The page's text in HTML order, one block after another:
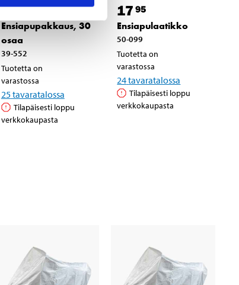
1295
Ensiapupakkaus, 30
osaa
39-552
Tuotetta on
varastossa
25tavaratalossa
Tilapäisesti loppu
verkkokaupasta
17 95
Ensiapulaatikko
50-099
Tuotetta on
varastossa
24tavaratalossa
Tilapäisesti loppu
verkkokaupasta